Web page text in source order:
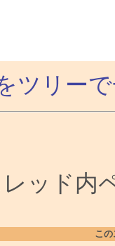
ツリー
ッド内
こ